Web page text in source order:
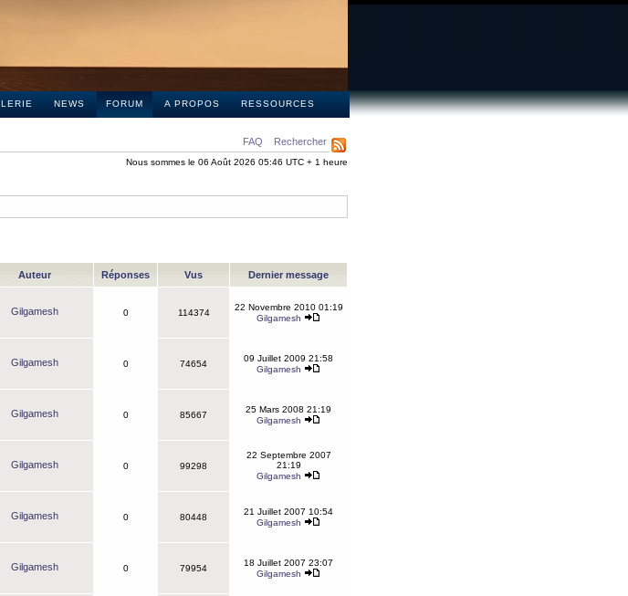
NEWS FORUM A PROPOS RESSOURCES
FAQ Rechercher
Nous sommes le 06 Août 2026 05:46 UTC + 1 heure
Auteur Réponses Vus Dernier message
Gilgamesh 0 114374
22 Novembre 2010 01:19
Gilgamesh
Gilgamesh 0 74654
09 Juillet 2009 21:58
Gilgamesh
Gilgamesh 0 85667
25 Mars 2008 21:19
Gilgamesh
Gilgamesh 0 99298
22 Septembre 2007
21:19
Gilgamesh
Gilgamesh 0 80448
21 Juillet 2007 10:54
Gilgamesh
Gilgamesh 0 79954
18 Juillet 2007 23:07
Gilgamesh